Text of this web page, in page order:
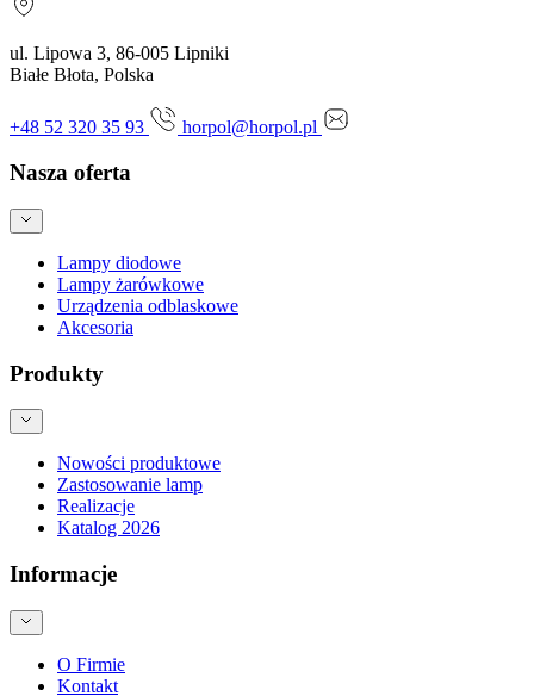
ul. Lipowa 3, 86-005 Lipniki
Białe Błota, Polska
+48 52 320 35 93 horpol@horpol.pl
Nasza oferta
Lampy diodowe
Lampy żarówkowe
Urządzenia odblaskowe
Akcesoria
Produkty
Nowości produktowe
Zastosowanie lamp
Realizacje
Katalog 2026
Informacje
O Firmie
Kontakt